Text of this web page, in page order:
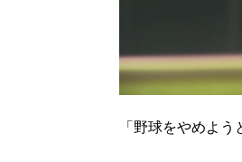
「野球をやめよ